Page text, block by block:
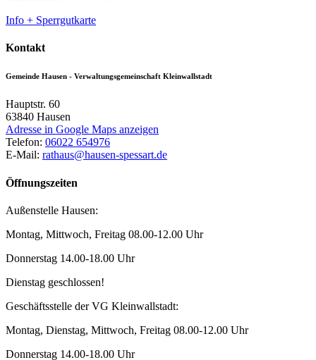
Info + Sperrgutkarte
Kontakt
Gemeinde Hausen - Verwaltungsgemeinschaft Kleinwallstadt
Hauptstr. 60
63840 Hausen
Adresse in Google Maps anzeigen
Telefon: 06022 654976
E-Mail: rathaus@hausen-spessart.de
Öffnungszeiten
Außenstelle Hausen:
Montag, Mittwoch, Freitag 08.00-12.00 Uhr
Donnerstag 14.00-18.00 Uhr
Dienstag geschlossen!
Geschäftsstelle der VG Kleinwallstadt:
Montag, Dienstag, Mittwoch, Freitag 08.00-12.00 Uhr
Donnerstag 14.00-18.00 Uhr